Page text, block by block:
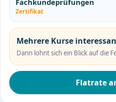
Fachkundeprüfungen
Zertifikat
Mehrere Kurse
Dann lohnt sich ein Blick auf die
Flatrate